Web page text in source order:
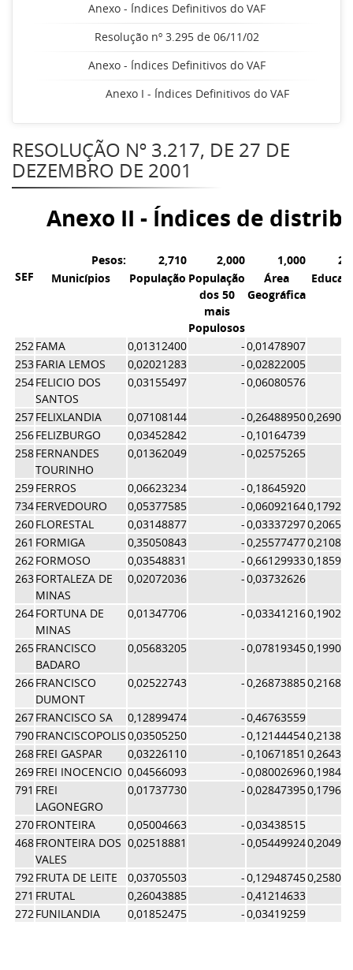
Anexo - Índices Definitivos do VAF
Resolução nº 3.295 de 06/11/02
Anexo - Índices Definitivos do VAF
Anexo I - Índices Definitivos do VAF
RESOLUÇÃO Nº 3.217, DE 27 DE
DEZEMBRO DE 2001
Anexo II - Índices de
SEF
Pesos: 2,710 2,000 1,000
Municípios
População População
dos 50
mais
Populosos
Área
Geográfica
252FAMA 0,01312400 -0,01478907
253FARIA LEMOS 0,02021283 -0,02822005
254FELICIO DOS
SANTOS
0,03155497 -0,06080576
257FELIXLANDIA 0,07108144 -0,26488950
256FELIZBURGO 0,03452842 -0,10164739
258FERNANDES
TOURINHO
0,01362049 -0,02575265
259FERROS 0,06623234 -0,18645920
734FERVEDOURO 0,05377585 -0,06092164
260FLORESTAL 0,03148877 -0,03337297
261 FORMIGA 0,35050843 -0,25577477
262FORMOSO 0,03548831 -0,66129933
263FORTALEZA DE
MINAS
0,02072036 -0,03732626
264FORTUNA DE
MINAS
0,01347706 -0,03341216
265FRANCISCO
BADARO
0,05683205 -0,07819345
266FRANCISCO
DUMONT
0,02522743 -0,26873885
267FRANCISCO SA 0,12899474 -0,46763559
790FRANCISCOPOLIS0,03505250 -0,12144454
268FREI GASPAR 0,03226110 -0,10671851
269FREI INOCENCIO 0,04566093 -0,08002696
791 FREI
LAGONEGRO
0,01737730 -0,02847395
270FRONTEIRA 0,05004663 -0,03438515
468FRONTEIRA DOS
VALES
0,02518881 -0,05449924
792FRUTA DE LEITE 0,03705503 -0,12948745
271 FRUTAL 0,26043885 -0,41214633
272FUNILANDIA 0,01852475 -0,03419259